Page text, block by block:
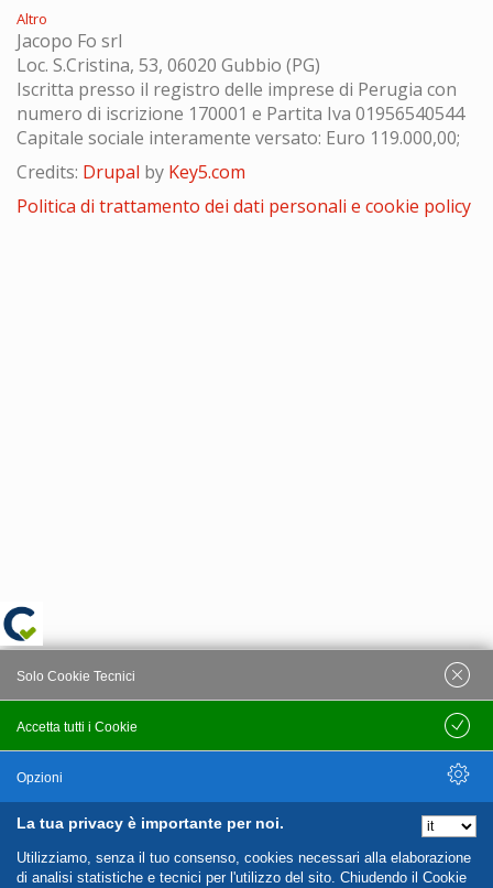
Altro
Jacopo Fo srl
Loc. S.Cristina, 53, 06020 Gubbio (PG)
Iscritta presso il registro delle imprese di Perugia con
numero di iscrizione 170001 e Partita Iva 01956540544
Capitale sociale interamente versato: Euro 119.000,00;
Credits: Drupal by Key5.com
Politica di trattamento dei dati personali e cookie policy
La tua privacy è importante per noi.
Utilizziamo, senza il tuo consenso, cookies necessari alla elaborazione
di analisi statistiche e tecnici per l'utilizzo del sito. Chiudendo il Cookie
Accetta tutti i Cookie
Solo Cookie Tecnici
Salva
Opzioni
Nascondi Opzioni